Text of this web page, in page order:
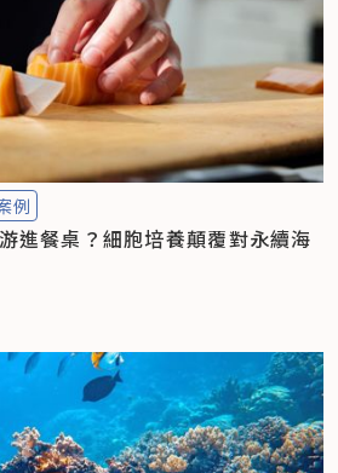
例
進餐桌？細胞培養顛覆對永續海